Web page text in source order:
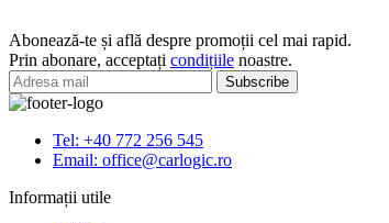
Abonează-te și află despre promoții cel mai rapid.
Prin abonare, acceptați condițiile noastre.
Tel: +40 772 256 545
Email: office@carlogic.ro
Informații utile